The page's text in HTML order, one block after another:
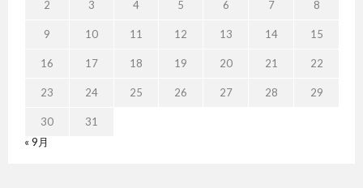
2 3 4 5 6 7 8
9 10 11 12 13 14 15
16 17 18 19 20 21 22
23 24 25 26 27 28 29
30
31
« 9月